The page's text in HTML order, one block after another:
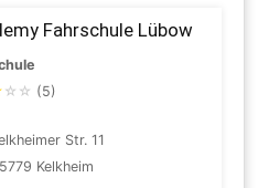
Fahrschule Lübow
☆ ☆ (5)
Str. 11
Kelkheim